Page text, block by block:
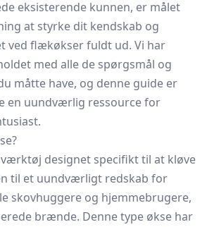
eksisterende kunnen, er målet
at styrke dit kendskab og
ved flækøkser fuldt ud. Vi har
med alle de spørgsmål og
måtte have, og denne guide er
en uundværlig ressource for
designet specifikt til at kløve
til et uundværligt redskab for
skovhuggere og hjemmebrugere,
brænde. Denne type økse har